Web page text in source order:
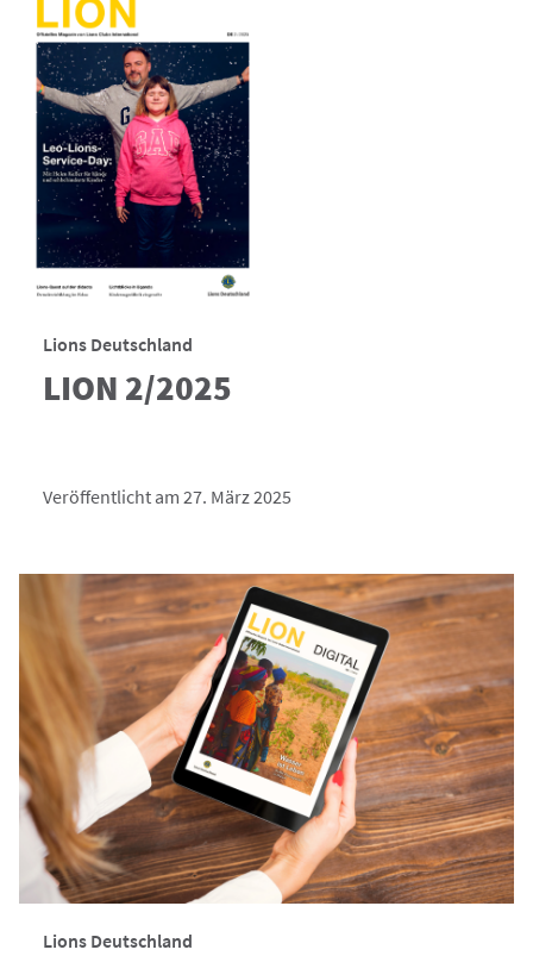
Lions Deutschland
LION 2/2025
Veröffentlicht am 27. März 2025
Lions Deutschland